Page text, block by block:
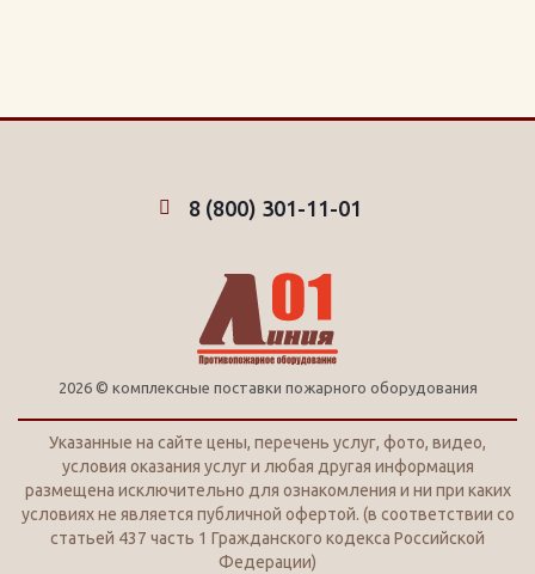
8 (800) 301-11-01
2026 © комплексные поставки пожарного оборудования
Указанные на сайте цены, перечень услуг, фото, видео,
условия оказания услуг и любая другая информация
размещена исключительно для ознакомления и ни при каких
условиях не является публичной офертой. (в соответствии со
статьей 437 часть 1 Гражданского кодекса Российской
Федерации)